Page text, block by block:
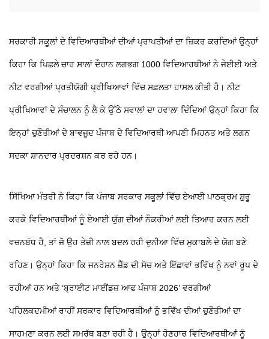
ਸਰਕਾਰੀ ਸਕੂਲਾਂ ਦੇ ਵਿਦਿਆਰਥੀਆਂ ਦੀਆਂ ਪ੍ਰਾਪਤੀਆਂ ਦਾ ਜ਼ਿਕਰ ਕਰਦਿਆਂ ਉਨ੍ਹਾਂ
ਕਿਹਾ ਕਿ ਪਿਛਲੇ ਚਾਰ ਸਾਲਾਂ ਦੌਰਾਨ ਲਗਭਗ 1000 ਵਿਦਿਆਰਥੀਆਂ ਨੇ ਜੇਈਈ ਅਤੇ
ਨੀਟ ਵਰਗੀਆਂ ਪ੍ਰਤੀਯੋਗੀ ਪ੍ਰੀਖਿਆਵਾਂ ਵਿੱਚ ਸਫ਼ਲਤਾ ਹਾਸਲ ਕੀਤੀ ਹੈ। ਨੀਟ
ਪ੍ਰੀਖਿਆਵਾਂ ਦੇ ਸੰਚਾਲਨ ਨੂੰ ਲੈ ਕੇ ਉੱਠੇ ਸਵਾਲਾਂ ਦਾ ਹਵਾਲਾ ਦਿੰਦਿਆਂ ਉਨ੍ਹਾਂ ਕਿਹਾ ਕਿ
ਇਨ੍ਹਾਂ ਚੁਣੌਤੀਆਂ ਦੇ ਬਾਵਜੂਦ ਪੰਜਾਬ ਦੇ ਵਿਦਿਆਰਥੀ ਆਪਣੀ ਮਿਹਨਤ ਅਤੇ ਲਗਨ
ਸਦਕਾ ਸ਼ਾਨਦਾਰ ਪ੍ਰਦਰਸ਼ਨ ਕਰ ਰਹੇ ਹਨ।
ਸਿੱਖਿਆ ਮੰਤਰੀ ਨੇ ਕਿਹਾ ਕਿ ਪੰਜਾਬ ਸਰਕਾਰ ਸਕੂਲਾਂ ਵਿੱਚ ਏਆਈ ਪਾਠਕ੍ਰਮ ਸ਼ੁਰੂ
ਕਰਕੇ ਵਿਦਿਆਰਥੀਆਂ ਨੂੰ ਏਆਈ ਯੁੱਗ ਦੀਆਂ ਨੌਕਰੀਆਂ ਲਈ ਤਿਆਰ ਕਰਨ ਲਈ
ਵਚਨਬੱਧ ਹੈ, ਤਾਂ ਜੋ ਉਹ ਤੇਜ਼ੀ ਨਾਲ ਬਦਲ ਰਹੀ ਦੁਨੀਆ ਵਿੱਚ ਮੁਕਾਬਲੇ ਦੇ ਯੋਗ ਬਣੇ
ਰਹਿਣ। ਉਨ੍ਹਾਂ ਕਿਹਾ ਕਿ ਜਨਰੇਸ਼ਨ ਜ਼ੈੱਡ ਦੀ ਸੋਚ ਅਤੇ ਇੱਛਾਵਾਂ ਭਵਿੱਖ ਨੂੰ ਨਵਾਂ ਰੂਪ ਦੇ
ਰਹੀਆਂ ਹਨ ਅਤੇ ‘ਬ੍ਰਾਈਟ ਮਾਈਂਡਜ਼ ਆਫ ਪੰਜਾਬ 2026’ ਵਰਗੀਆਂ
ਪਹਿਲਕਦਮੀਆਂ ਰਾਹੀਂ ਸਰਕਾਰ ਵਿਦਿਆਰਥੀਆਂ ਨੂੰ ਭਵਿੱਖ ਦੀਆਂ ਚੁਣੌਤੀਆਂ ਦਾ
ਸਾਹਮਣਾ ਕਰਨ ਲਈ ਸਮਰੱਥ ਬਣਾ ਰਹੀ ਹੈ। ਉਨ੍ਹਾਂ ਹੋਣਹਾਰ ਵਿਦਿਆਰਥੀਆਂ ਨੂੰ